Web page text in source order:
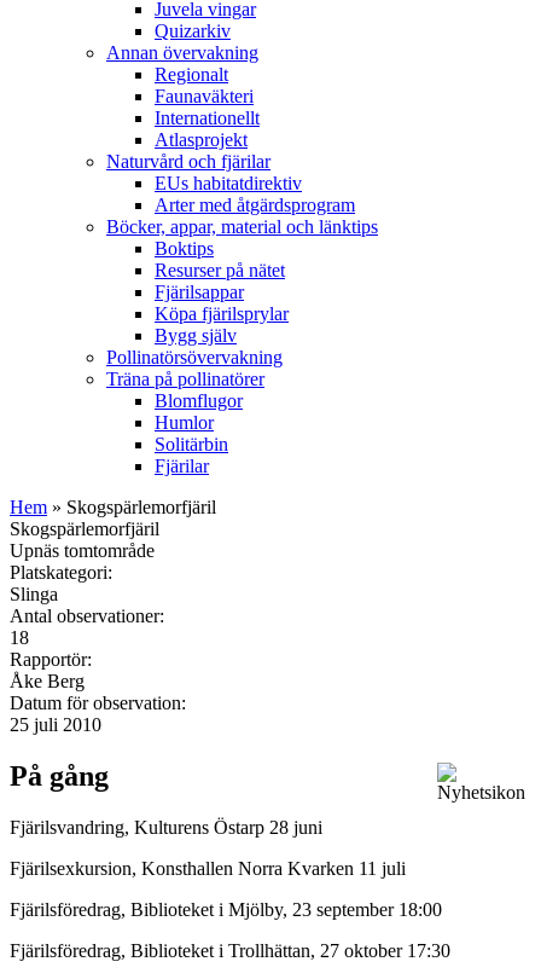
Juvela vingar
Quizarkiv
Annan övervakning
Regionalt
Faunaväkteri
Internationellt
Atlasprojekt
Naturvård och fjärilar
EUs habitatdirektiv
Arter med åtgärdsprogram
Böcker, appar, material och länktips
Boktips
Resurser på nätet
Fjärilsappar
Köpa fjärilsprylar
Bygg själv
Pollinatörsövervakning
Träna på pollinatörer
Blomflugor
Humlor
Solitärbin
Fjärilar
Hem » Skogspärlemorfjäril
Skogspärlemorfjäril
Upnäs tomtområde
Platskategori:
Slinga
Antal observationer:
18
Rapportör:
Åke Berg
Datum för observation:
25 juli 2010
På gång
Fjärilsvandring, Kulturens Östarp 28 juni
Fjärilsexkursion, Konsthallen Norra Kvarken 11 juli
Fjärilsföredrag, Biblioteket i Mjölby, 23 september 18:00
Fjärilsföredrag, Biblioteket i Trollhättan, 27 oktober 17:30